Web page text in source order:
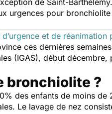
de Saint-
urgences pour
et de
ces dernières
(IGAS), début
bronchiolite ?
des enfants de moins de
Le lavage de nez